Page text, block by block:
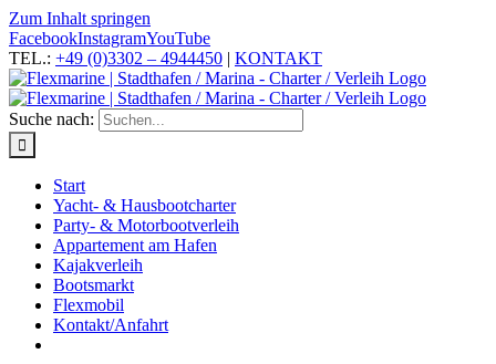
Zum Inhalt springen
FacebookInstagramYouTube
TEL.: +49 (0)3302 – 4944450 | KONTAKT
Suche nach:
Start
Yacht- & Hausbootcharter
Party- & Motorbootverleih
Appartement am Hafen
Kajakverleih
Bootsmarkt
Flexmobil
Kontakt/Anfahrt